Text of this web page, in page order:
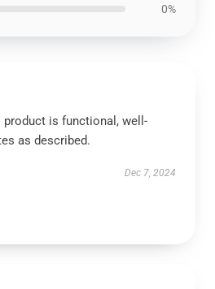
0%
is functional, well-
as described.
Dec 7, 2024